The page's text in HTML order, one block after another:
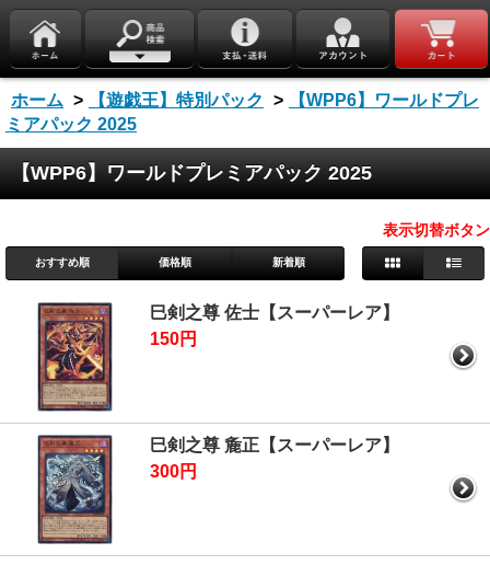
ホーム > 【遊戯王】特別パック >
【WPP6】ワールドプレ
ミアパック 2025
【WPP6】ワールドプレミアパック 2025
表示切替ボタン
おすすめ順 価格順 新着順
巳剣之尊 佐士【スーパーレア】
150円
巳剣之尊 麁正【スーパーレア】
300円